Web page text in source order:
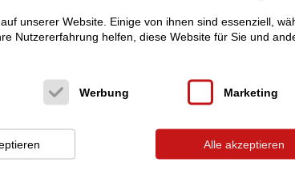
unserer Website. Einige von ihnen sind essenziell,
Nutzererfahrung helfen, diese Website für Sie und
Werbung Marketing
Alle akzeptieren